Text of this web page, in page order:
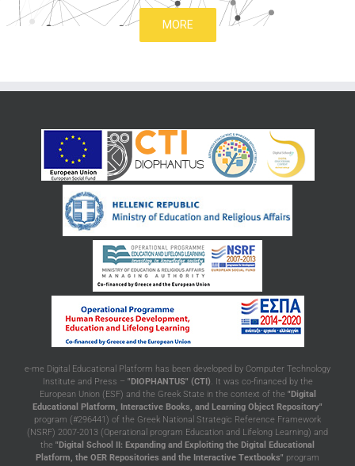
MORE
e-me Digital Educational Platform has been developed by Computer Technology
Institute and Press – "DIOPHANTUS" (CTI). It was co-financed by the
European Union (ESF) and the Greek State in the context of the "Digital
Educational Platform, Interactive Books, and Learning Object Repository"
program (#296441) of the Greek National Strategic Reference Framework
(NSRF) 2007-2013 (Operational program Education and Lifelong Learning) and
the "Digital School II: Expanding and Exploiting the Digital Educational
Platform, the OER Repositories and the Interactive Textbooks" program